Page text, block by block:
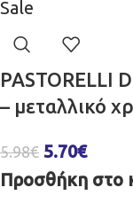
Sale
PASTORELLI
– μεταλλικό
5.98€ 5.70€
Προσθήκη στο